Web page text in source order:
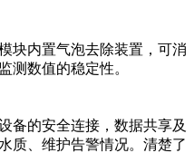
块内置气泡去除装置，可消
测数值的稳定性。
备的安全连接，数据共享及
质、维护告警情况。清楚了